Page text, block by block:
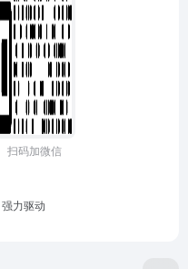
扫码加微信
强力驱动